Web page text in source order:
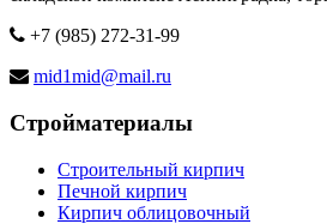
+7 (985) 272-31-99
mid1mid@mail.ru
Стройматериалы
Строительный кирпич
Печной кирпич
Кирпич облицовочный